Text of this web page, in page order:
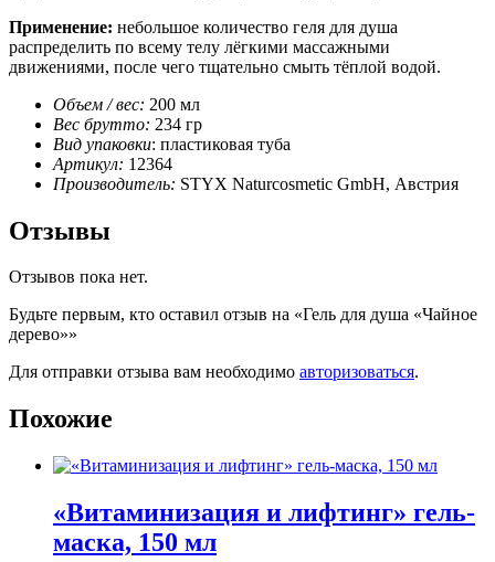
Применение: небольшое количество геля для душа
распределить по всему телу лёгкими массажными
движениями, после чего тщательно смыть тёплой водой.
Объем / вес: 200 мл
Вес брутто: 234 гр
Вид упаковки: пластиковая туба
Артикул: 12364
Производитель: STYX Naturcosmetic GmbH, Австрия
Отзывы
Отзывов пока нет.
Будьте первым, кто оставил отзыв на «Гель для душа «Чайное
дерево»»
Для отправки отзыва вам необходимо авторизоваться.
Похожие
«Витаминизация и лифтинг» гель-
маска, 150 мл